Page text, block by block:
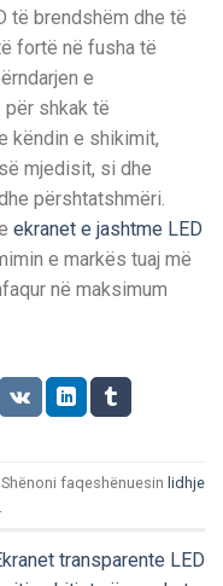
të brendshëm dhe të
fortë në fusha të
e
shkak të
këndin e shikimit,
mjedisit, si dhe
përshtatshmëri.
ekranet e jashtme LED
e markës tuaj më
në maksimum
faqeshënuesin lidhje
transparente LED